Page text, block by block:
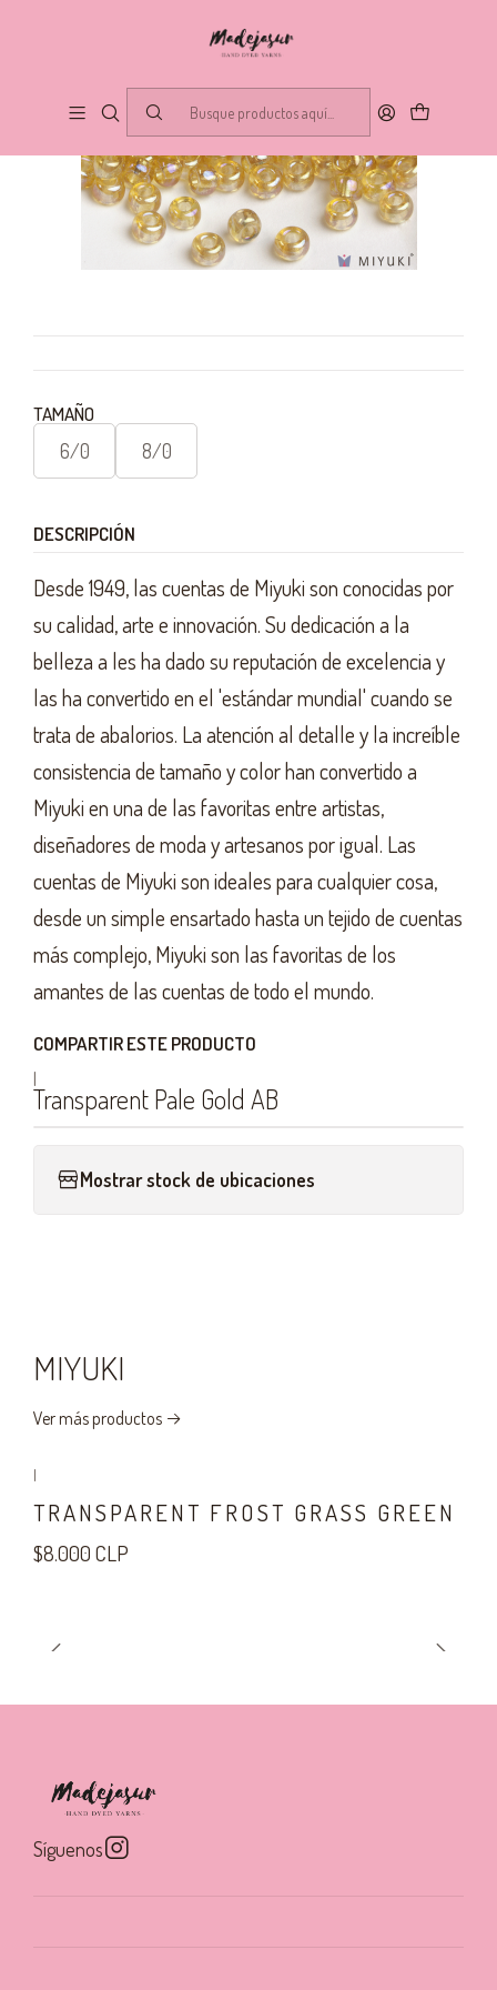
TAMAÑO
6/0 8/0
DESCRIPCIÓN
Desde 1949, las cuentas de Miyuki son conocidas por
su calidad, arte e innovación. Su dedicación a la
belleza a les ha dado su reputación de excelencia y
las ha convertido en el 'estándar mundial' cuando se
trata de abalorios. La atención al detalle y la increíble
consistencia de tamaño y color han convertido a
Miyuki en una de las favoritas entre artistas,
diseñadores de moda y artesanos por igual. Las
cuentas de Miyuki son ideales para cualquier cosa,
desde un simple ensartado hasta un tejido de cuentas
más complejo, Miyuki son las favoritas de los
amantes de las cuentas de todo el mundo.
COMPARTIR ESTE PRODUCTO
|
Transparent Pale Gold AB
Mostrar stock de ubicaciones
MIYUKI
Ver más productos
|
TRANSPARENT FROST GRASS GREEN
$8.000 CLP
Síguenos